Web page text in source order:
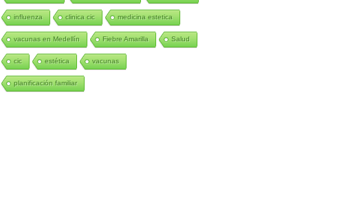
influenza clinica cic medicina estetica
vacunas en Medellín Fiebre Amarilla Salud
cic estética vacunas
planificación familiar